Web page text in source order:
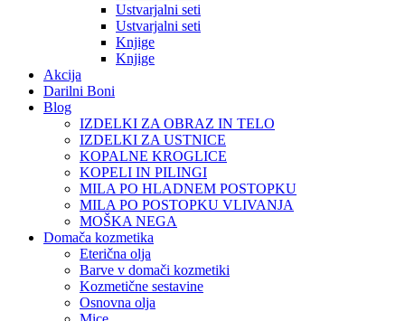
Ustvarjalni seti
Ustvarjalni seti
Knjige
Knjige
Akcija
Darilni Boni
Blog
IZDELKI ZA OBRAZ IN TELO
IZDELKI ZA USTNICE
KOPALNE KROGLICE
KOPELI IN PILINGI
MILA PO HLADNEM POSTOPKU
MILA PO POSTOPKU VLIVANJA
MOŠKA NEGA
Domača kozmetika
Eterična olja
Barve v domači kozmetiki
Kozmetične sestavine
Osnovna olja